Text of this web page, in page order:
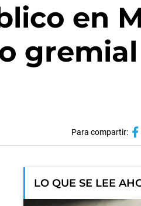
en
Para compartir:
LO QUE SE LEE